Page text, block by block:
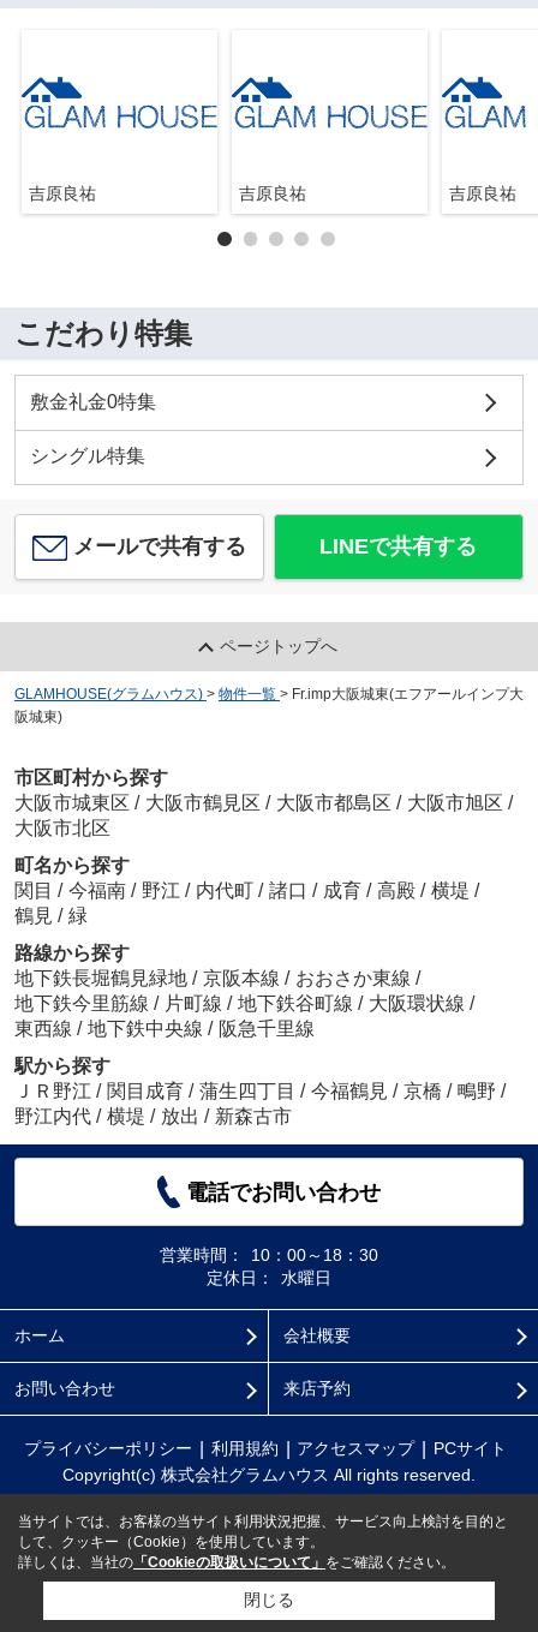
吉原良祐 吉原良祐 吉原良祐
こだわり特集
敷金礼金0特集
シングル特集
メールで共有する LINEで共有する
ページトップへ
GLAMHOUSE(グラムハウス) > 物件一覧 > Fr.imp大阪城東(エフアールインプ大
阪城東)
市区町村から探す
大阪市城東区 / 大阪市鶴見区 / 大阪市都島区 / 大阪市旭区 /
大阪市北区
町名から探す
関目 / 今福南 / 野江 / 内代町 / 諸口 / 成育 / 高殿 / 横堤 /
鶴見 / 緑
路線から探す
地下鉄長堀鶴見緑地 / 京阪本線 / おおさか東線 /
地下鉄今里筋線 / 片町線 / 地下鉄谷町線 / 大阪環状線 /
東西線 / 地下鉄中央線 / 阪急千里線
駅から探す
ＪＲ野江 / 関目成育 / 蒲生四丁目 / 今福鶴見 / 京橋 / 鴫野 /
野江内代 / 横堤 / 放出 / 新森古市
電話でお問い合わせ
営業時間：
10：00～18：30
定休日：
水曜日
ホーム 会社概要
お問い合わせ 来店予約
プライバシーポリシー 利用規約 アクセスマップ
PCサイト
Copyright(c) 株式会社グラムハウス All rights reserved.
当サイトでは、お客様の当サイト利用状況把握、サービス向上検討を目的と
して、クッキー（Cookie）を使用しています。
詳しくは、当社の 「Cookieの取扱いについて」 をご確認ください。
閉じる